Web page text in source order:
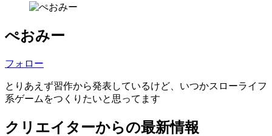
ぺおみー
フォロー
とりあえず習作から発表しているけど、いつかスローライフ
系ゲームをつくりたいと思ってます
クリエイターからの最新情報